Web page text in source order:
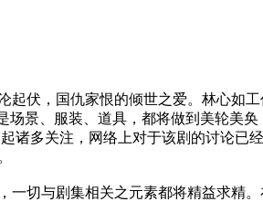
伏，国仇家恨的倾世之爱。林心如
景、服装、道具，都将做到美轮美
诸多关注，网络上对于该剧的讨论已
一切与剧集相关之元素都将精益求精